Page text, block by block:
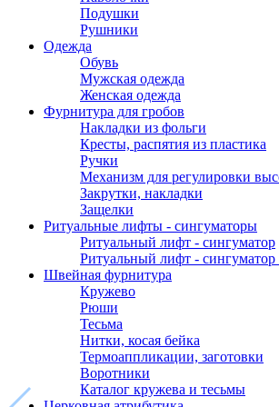
Подушки
Рушники
Одежда
Обувь
Мужская одежда
Женская одежда
Фурнитура для гробов
Накладки из фольги
Кресты, распятия из пластика
Ручки
Механизм для регулировки
Закрутки, накладки
Защелки
Ритуальные лифты - сингуматоры
Ритуальный лифт - сингуматор
Ритуальный лифт -
Швейная фурнитура
Кружево
Рюши
Тесьма
Нитки, косая бейка
Термоаппликации, заготовки
Воротники
Каталог кружева и тесьмы